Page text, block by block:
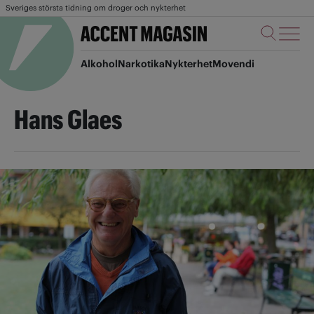
Sveriges största tidning om droger och nykterhet
AlkoholNarkotikaNykterhetMovendi
Hans Glaes